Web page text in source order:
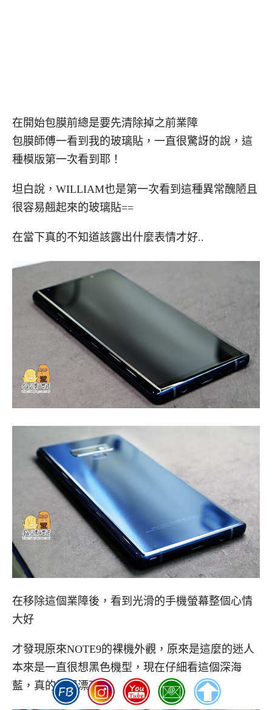
在開始包膜前總是要先清除掉之前業障
包膜師傅一看到我的玻璃貼，一直很驚訝的說，這
種模版第一次看到耶！
坦白說，WILLIAM也是第一次看到這種異常醜陋且
很容易翹起來的玻璃貼==
在當下真的不知道該露出什麼表情才好..
在移除這個業障後，看到光滑的手機螢幕整個心情
大好
才發現原來NOTE9的裸機外觀，原來是這麼的迷人
本來是一直很想黑色機型，現在仔細看這個深海
藍，真的是很漂亮